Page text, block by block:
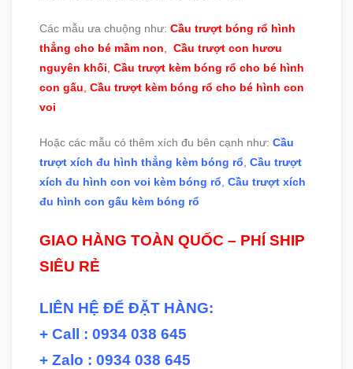
Các mẫu ưa chuộng như: Cầu trượt bóng rổ hình
thẳng cho bé mầm non
Cầu trượt con hươu
nguyên khối Cầu trượt kèm bóng rổ cho bé hình
con gấu Cầu trượt kèm bóng rổ cho bé hình con
voi
Hoặc các mẫu có thêm xích đu bên cạnh như: Cầu
trượt xích đu hình thẳng kèm bóng rổ Cầu trượt
xích đu hình con voi kèm bóng rổ Cầu trượt xích
đu hình con gấu kèm bóng rổ
GIAO HÀNG TOÀN QUỐC – PHÍ SHIP
SIÊU RẺ
LIÊN HỆ ĐỂ ĐẶT HÀNG:
+ Call : 0934 038 645
+ Zalo : 0934 038 645